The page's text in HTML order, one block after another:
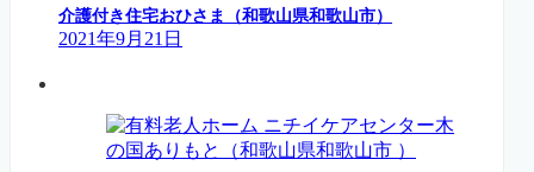
介護付き住宅おひさま（和歌山県和歌山市）
2021年9月21日